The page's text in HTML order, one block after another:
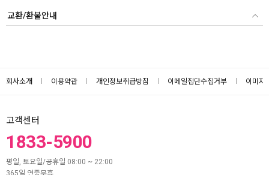
교환/환불안내
회사소개 이용약관 개인정보취급방침 이메일집단수집거부 이미지
고객센터
1833-5900
평일, 토요일/공휴일 08:00 ~ 22:00